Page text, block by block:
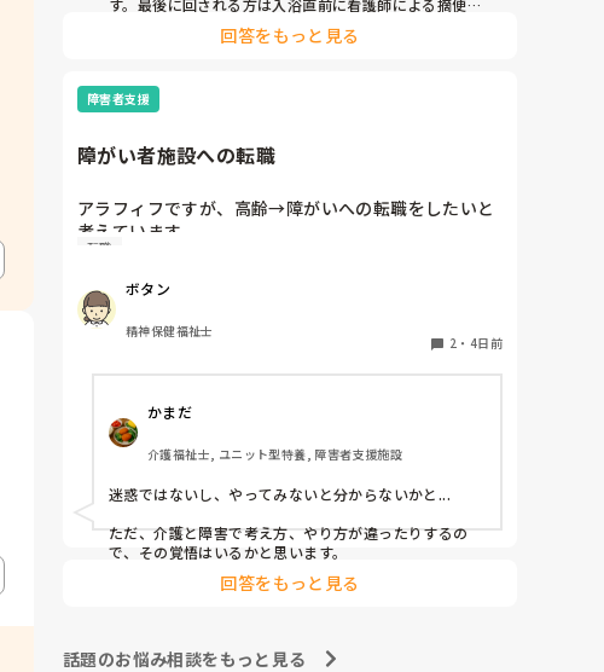
ある、又は排便が出やすい方です。
最初に入る方は、待てない方や一番に入浴してその後す
までには入浴終わらせてよっていう暗黙の了解があるの
で、順番はほぼ固定です。個浴も特浴もです。
人数配置から入浴の利用者を決めてます。特浴はメンツ
診で前後します。
個浴では、こだわりがありすぎて時間かかる方と烏の行
水並みの速さの方を組み合わせたりしてます。順番も一
ので決まりはありません。
回答をもっと見る
障害者支援
障がい者施設への転職
アラフィフですが、高齢→障がいへの転職をしたいと
考えています。
覚えも悪くなって来てきますが、経験者の方、どう思
やはり迷惑でしょうか？
転職
ボタン
精神保健福祉士
2 ・ 4日前
かまだ
介護福祉士, ユニット型特養, 障害者支援施設
迷惑ではないし、やってみないと分からないかと...
ただ、介護と障害で考え方、やり方が違ったりするの
で、その覚悟はいるかと思います。
回答をもっと見る
話題のお悩み相談をもっと見る